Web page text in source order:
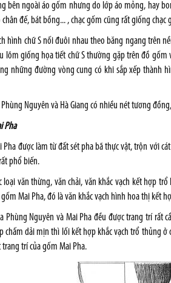
bên ngoài áo gốm nhưng do lớp áo mỏng, hay
đế, bát bồng... , chạc gốm cũng rất giống chạc
hình chữ S nối đuôi nhau theo băng ngang trên
lõm giống họa tiết chữ S thường gặp trên đồ
những đường vòng cung có khi sắp xếp thành
Nguyên và Hà Giang có nhiều nét tương
Pha
Pha được làm từ đất sét pha bã thực vật, trộn với
phổ biến.
loại văn thừng, văn chải, văn khắc vạch kết hợp
Mai Pha, đó là văn khắc vạch hình hoa thị kết
Phùng Nguyên và Mai Pha đều được trang trí
chấm dải mịn thì lối kết hợp khắc vạch trổ thủng
trí của gốm Mai Pha.